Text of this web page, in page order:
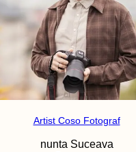
Artist Coso Fotograf
nunta Suceava